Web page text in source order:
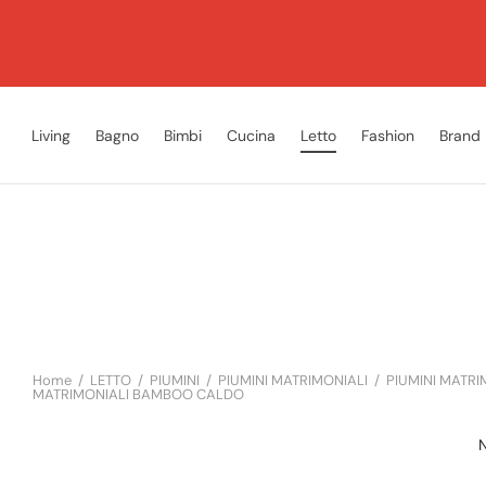
Living Bagno Bimbi Cucina Letto Fashion Brand
Home / LETTO / PIUMINI / PIUMINI MATRIMONIALI / PIUMINI
MATRIMONIALI BAMBOO CALDO